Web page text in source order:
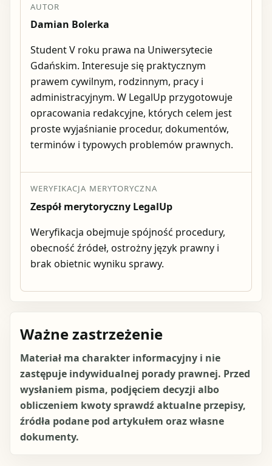
AUTOR
Damian Bolerka
Student V roku prawa na Uniwersytecie
Gdańskim. Interesuje się praktycznym
prawem cywilnym, rodzinnym, pracy i
administracyjnym. W LegalUp przygotowuje
opracowania redakcyjne, których celem jest
proste wyjaśnianie procedur, dokumentów,
terminów i typowych problemów prawnych.
WERYFIKACJA MERYTORYCZNA
Zespół merytoryczny LegalUp
Weryfikacja obejmuje spójność procedury,
obecność źródeł, ostrożny język prawny i
brak obietnic wyniku sprawy.
Ważne zastrzeżenie
Materiał ma charakter informacyjny i nie
zastępuje indywidualnej porady prawnej. Przed
wysłaniem pisma, podjęciem decyzji albo
obliczeniem kwoty sprawdź aktualne przepisy,
źródła podane pod artykułem oraz własne
dokumenty.